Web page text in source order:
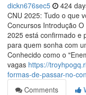
dickn676sec5 424
CNU 2025: Tudo o que
Concursos Introdução
2025 está confirmado e
para quem sonha com
Conhecido como o
vagas https://
formas-de-passar-no-
Comments